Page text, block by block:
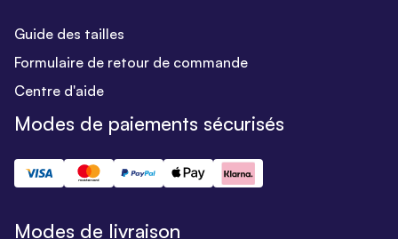
Guide des tailles
Formulaire de retour de commande
Centre d'aide
Modes de paiements sécurisés
Modes de livraison